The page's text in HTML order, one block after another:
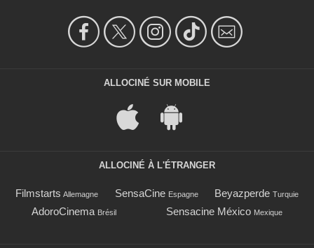
ALLOCINÉ SUR MOBILE
ALLOCINÉ À L'ÉTRANGER
Filmstarts Allemagne SensaCine Espagne Beyazperde Turquie
AdoroCinema Brésil Sensacine México Mexique